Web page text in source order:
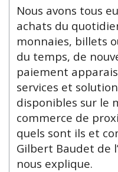
Nous avons tous
achats du
monnaies, billets
du temps, de
paiement
services et
disponibles sur le
commerce de
quels sont ils et
Gilbert Baudet de
nous explique.